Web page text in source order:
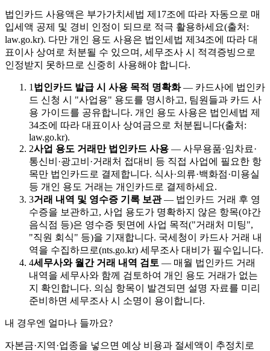
법인카드 사용액은 부가가치세법 제17조에 따라 자동으로 매
입세액 공제 및 경비 인정이 되므로 적극 활용하세요(출처:
law.go.kr). 다만 개인 용도 사용은 법인세법 제34조에 따라 대
표이사 상여로 처분될 수 있으며, 세무조사 시 적격증빙으로
인정받지 못하므로 신중히 사용해야 합니다.
1 법인카드 발급 시 사용 목적 명확화— 카드사에 법인카
드 신청 시 "사업용" 용도를 명시하고, 팀원들과 카드 사
용 가이드를 공유합니다. 개인 용도 사용은 법인세법 제
34조에 따라 대표이사 상여금으로 처분됩니다(출처:
law.go.kr).
2사업 용도 거래만 법인카드 사용 — 사무용품·임차료·
통신비·광고비·거래처 접대비 등 직접 사업에 필요한 항
목만 법인카드로 결제합니다. 식사·의류·백화점·미용실
등 개인 용도 거래는 개인카드로 결제하세요.
3거래 내역 및 영수증 기록 보관— 법인카드 거래 후 영
수증을 보관하고, 사업 용도가 명확하지 않은 항목(야간
음식점 등)은 영수증 뒷면에 사업 목적("거래처 미팅",
"직원 회식" 등)을 기재합니다. 국세청이 카드사 거래 내
역을 수집하므로(nts.go.kr) 세무조사 대비가 필수입니다.
4세무사와 월간 거래 내역 검토 — 매월 법인카드 거래
내역을 세무사와 함께 검토하여 개인 용도 거래가 없는
지 확인합니다. 의심 항목이 발견되면 설명 자료를 미리
준비하면 세무조사 시 소명이 용이합니다.
내 경우엔 얼마나 들까요?
자본금·지역·업종을 넣으면 예상 비용과 절세액이 추정치로